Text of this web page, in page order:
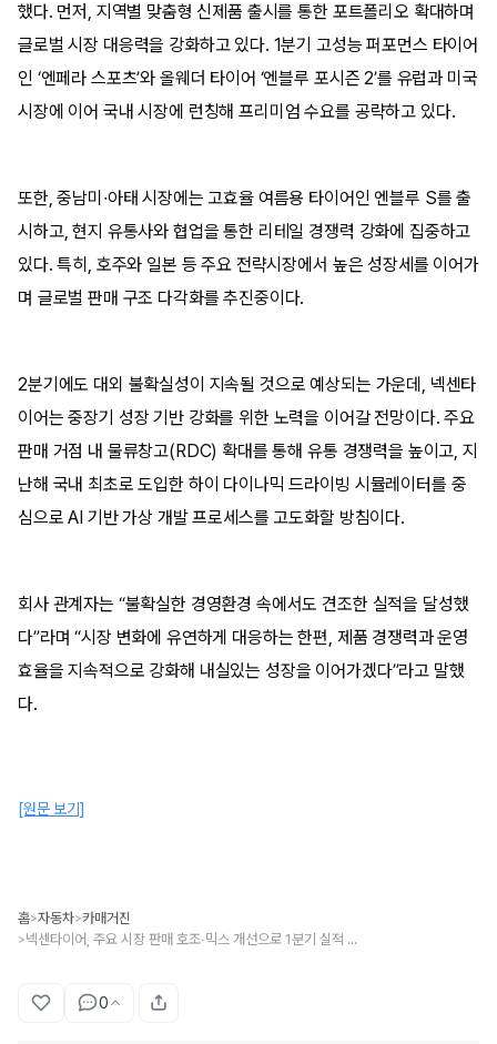
했다. 먼저, 지역별 맞춤형 신제품 출시를 통한 포트폴리오 확대하며
글로벌 시장 대응력을 강화하고 있다. 1분기 고성능 퍼포먼스 타이어
인 ‘엔페라 스포츠’와 올웨더 타이어 ‘엔블루 포시즌 2’를 유럽과 미국
시장에 이어 국내 시장에 런칭해 프리미엄 수요를 공략하고 있다.
또한, 중남미∙아태 시장에는 고효율 여름용 타이어인 엔블루 S를 출
시하고, 현지 유통사와 협업을 통한 리테일 경쟁력 강화에 집중하고
있다. 특히, 호주와 일본 등 주요 전략시장에서 높은 성장세를 이어가
며 글로벌 판매 구조 다각화를 추진중이다.
2분기에도 대외 불확실성이 지속될 것으로 예상되는 가운데, 넥센타
이어는 중장기 성장 기반 강화를 위한 노력을 이어갈 전망이다. 주요
판매 거점 내 물류창고(RDC) 확대를 통해 유통 경쟁력을 높이고, 지
난해 국내 최초로 도입한 하이 다이나믹 드라이빙 시뮬레이터를 중
심으로 AI 기반 가상 개발 프로세스를 고도화할 방침이다.
회사 관계자는 “불확실한 경영환경 속에서도 견조한 실적을 달성했
다”라며 “시장 변화에 유연하게 대응하는 한편, 제품 경쟁력과 운영
효율을 지속적으로 강화해 내실있는 성장을 이어가겠다”라고 말했
다.
[원문 보기]
홈>자동차>카매거진
> 넥센타이어, 주요 시장 판매 호조∙믹스 개선으로 1분기 실적 성장 지속
0